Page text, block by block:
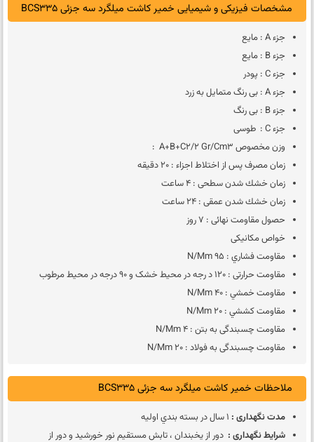
مشخصات فیزیکی و شیمیایی خمیر کاشت میلگرد سه جزئی BCS335
جزء A : مايع
جزء B : مايع
جزء C : پودر
جزء A : بی رنگ متمايل به زرد
جزء B : بی رنگ
جزء C : طوسی
وزن مخصوص A+B+C2/2 Gr/cm3 :
زمان مصرف پس از اختلاط اجزاء : 20 دقيقه
زمان خشك شدن سطحی : 4 ساعت
زمان خشك شدن عمقی : 24 ساعت
حصول مقاومت نهائی : 7 روز
خواص مكانيكی
مقاومت فشاري : 95 N/mm
مقاومت حرارتی : 120 د رجه در محیط خشک و 90 درجه در محیط مرطوب
مقاومت خمشي : 40 N/mm
مقاومت كششي : 20 N/mm
مقاومت چسبندگی به بتن : 4 N/mm
مقاومت چسبندگی به فولاد : 20 N/mm
ملاحظات خمیر کاشت میلگرد سه جزئی BCS335
مدت نگهداری : 1 سال در بسته بندي اوليه
شرايط نگهداری : دور از يخبندان ، تابش مستقيم نور خورشيد و دور از